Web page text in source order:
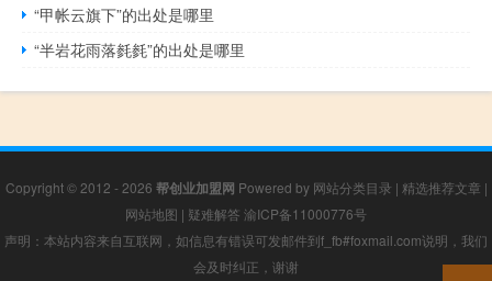
“甲帐云旗下”的出处是哪里
“半岩花雨落毵毵”的出处是哪里
Copyright © 2012 - 2026 帮创业加盟网 Powered by 网站分类目录 | 精选推荐文章 |
网站地图 | 疑难解答 渝ICP备11000776号
声明：本站内容来自互联网，如信息有错误可发邮件到f_fb#foxmail.com说明，我们
会及时纠正，谢谢